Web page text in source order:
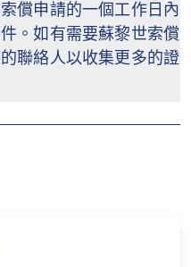
償申請的一個工作日內
。如有需要蘇黎世索償
聯絡人以收集更多的證